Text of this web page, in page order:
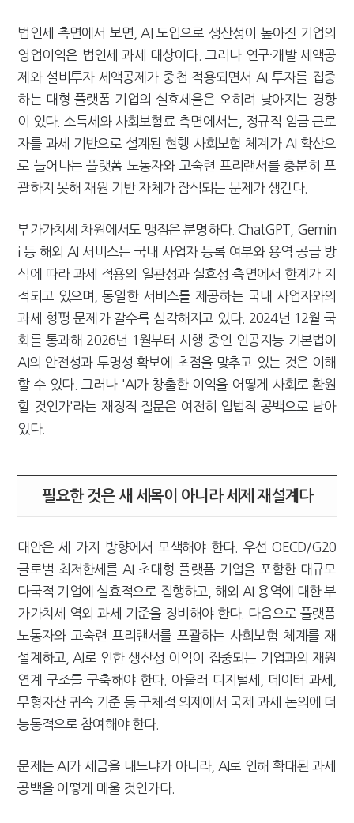
법인세 측면에서 보면, AI 도입으로 생산성이 높아진 기업의
영업이익은 법인세 과세 대상이다. 그러나 연구·개발 세액공
제와 설비투자 세액공제가 중첩 적용되면서 AI 투자를 집중
하는 대형 플랫폼 기업의 실효세율은 오히려 낮아지는 경향
이 있다. 소득세와 사회보험료 측면에서는, 정규직 임금 근로
자를 과세 기반으로 설계된 현행 사회보험 체계가 AI 확산으
로 늘어나는 플랫폼 노동자와 고숙련 프리랜서를 충분히 포
괄하지 못해 재원 기반 자체가 잠식되는 문제가 생긴다.
부가가치세 차원에서도 맹점은 분명하다. ChatGPT, Gemin
i 등 해외 AI 서비스는 국내 사업자 등록 여부와 용역 공급 방
식에 따라 과세 적용의 일관성과 실효성 측면에서 한계가 지
적되고 있으며, 동일한 서비스를 제공하는 국내 사업자와의
과세 형평 문제가 갈수록 심각해지고 있다. 2024년 12월 국
회를 통과해 2026년 1월부터 시행 중인 인공지능 기본법이
AI의 안전성과 투명성 확보에 초점을 맞추고 있는 것은 이해
할 수 있다. 그러나 'AI가 창출한 이익을 어떻게 사회로 환원
할 것인가'라는 재정적 질문은 여전히 입법적 공백으로 남아
있다.
필요한 것은 새 세목이 아니라 세제 재설계다
대안은 세 가지 방향에서 모색해야 한다. 우선 OECD/G20
글로벌 최저한세를 AI 초대형 플랫폼 기업을 포함한 대규모
다국적 기업에 실효적으로 집행하고, 해외 AI 용역에 대한 부
가가치세 역외 과세 기준을 정비해야 한다. 다음으로 플랫폼
노동자와 고숙련 프리랜서를 포괄하는 사회보험 체계를 재
설계하고, AI로 인한 생산성 이익이 집중되는 기업과의 재원
연계 구조를 구축해야 한다. 아울러 디지털세, 데이터 과세,
무형자산 귀속 기준 등 구체적 의제에서 국제 과세 논의에 더
능동적으로 참여해야 한다.
문제는 AI가 세금을 내느냐가 아니라, AI로 인해 확대된 과세
공백을 어떻게 메울 것인가다.